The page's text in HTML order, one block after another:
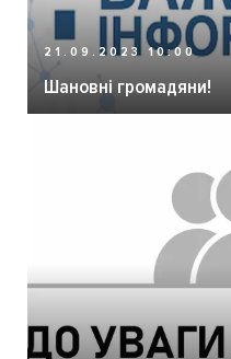
21.09.2023 10:00
Шановні громадяни!